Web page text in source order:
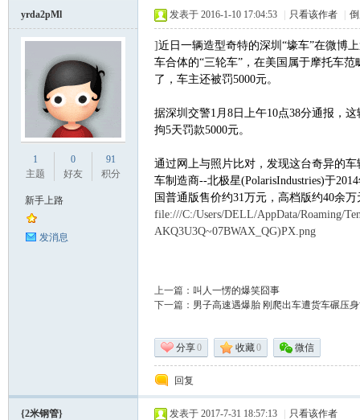
yrda2pMl
1
主题
0
好友
91
积分
新手上路
发消息
发表于 2016-1-10 17:04:53 只看该作者
]近日一辆造型奇特的深圳“壕车”在微博
车合体的“三轮车”，在美国属于摩托车
了，车主还被罚5000元。
据深圳交警1月8日上午10点38分通报，
拘5天罚款5000元。
通过网上与照片比对，发现这台奇异的
车制造商--北极星(PolarisIndustries)于
国普通版售价约31万元，高档版约40余万
file:///C:/Users/DELL/AppData/Roaming/
AKQ3U3Q~07BWAX_QG)PX.png
上一篇： 叫人一愣的爆笑囧事
下一篇： 男子高速遇爆胎 刚爬出车遭货车碾压
分享0 收藏0 微信
回复
{2米钢管} 发表于 2017-7-31 18:57:13 只看该作者